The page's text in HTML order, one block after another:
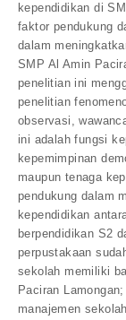
kependidikan di
faktor pendukung
dalam
SMP Al Amin
penelitian ini
penelitian
observasi,
ini adalah fungsi
kepemimpinan
maupun tenaga
pendukung dalam
kependidikan
berpendidikan S2
perpustakaan
sekolah memiliki
Paciran
manajemen